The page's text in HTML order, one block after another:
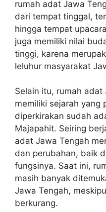
rumah adat Jawa
dari tempat tinggal,
hingga tempat
juga memiliki nilai
tinggi, karena
leluhur masyarakat
Selain itu, rumah adat
memiliki sejarah yang
diperkirakan sudah
Majapahit. Seiring
adat Jawa Tengah
dan perubahan, baik
fungsinya. Saat ini,
masih banyak
Jawa Tengah,
berkurang.